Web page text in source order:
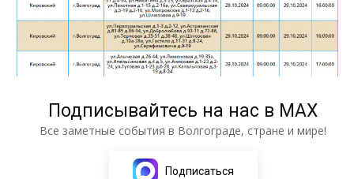
Подписывайтесь на нас в МАХ
Все заметные события в Волгограде, стране и мире!
Подписаться